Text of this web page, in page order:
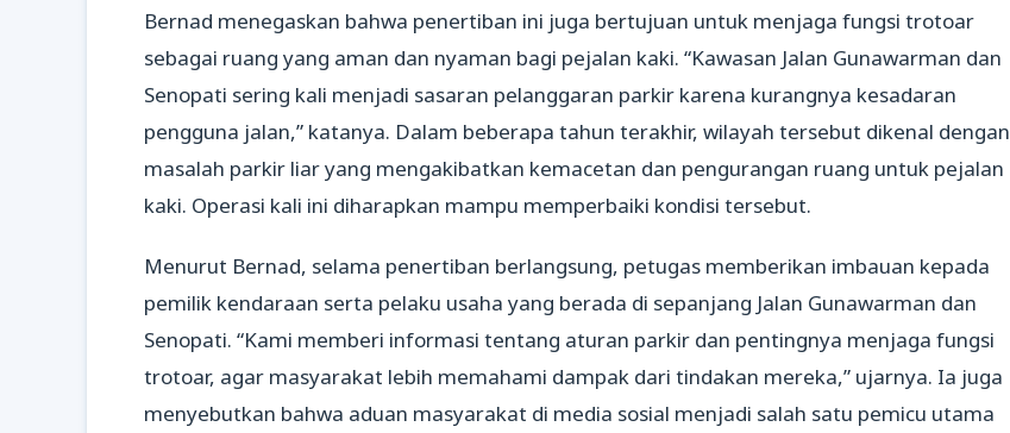
Bernad menegaskan bahwa penertiban ini juga bertujuan untuk menjaga fungsi trotoar
sebagai ruang yang aman dan nyaman bagi pejalan kaki. “Kawasan Jalan Gunawarman dan
Senopati sering kali menjadi sasaran pelanggaran parkir karena kurangnya kesadaran
pengguna jalan,” katanya. Dalam beberapa tahun terakhir, wilayah tersebut dikenal dengan
masalah parkir liar yang mengakibatkan kemacetan dan pengurangan ruang untuk pejalan
kaki. Operasi kali ini diharapkan mampu memperbaiki kondisi tersebut.
Menurut Bernad, selama penertiban berlangsung, petugas memberikan imbauan kepada
pemilik kendaraan serta pelaku usaha yang berada di sepanjang Jalan Gunawarman dan
Senopati. “Kami memberi informasi tentang aturan parkir dan pentingnya menjaga fungsi
trotoar, agar masyarakat lebih memahami dampak dari tindakan mereka,” ujarnya. Ia juga
menyebutkan bahwa aduan masyarakat di media sosial menjadi salah satu pemicu utama